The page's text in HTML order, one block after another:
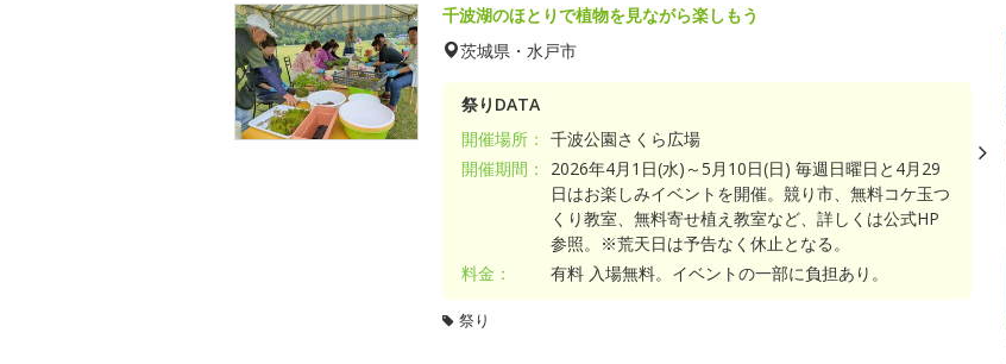
千波湖のほとりで植物を見ながら楽しもう
茨城県・水戸市
祭りDATA
開催場所： 千波公園さくら広場
開催期間：
2026年4月1日(水)～5月10日(日) 毎週日曜日と4月29
日はお楽しみイベントを開催。競り市、無料コケ玉つ
くり教室、無料寄せ植え教室など、詳しくは公式HP
参照。※荒天日は予告なく休止となる。
料金：
有料 入場無料。イベントの一部に負担あり。
祭り